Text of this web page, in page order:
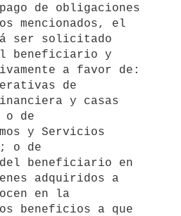
de obligaciones
mencionados, el
ser solicitado
beneficiario y
a favor de:
y casas
o de
adquiridos a
beneficios a que